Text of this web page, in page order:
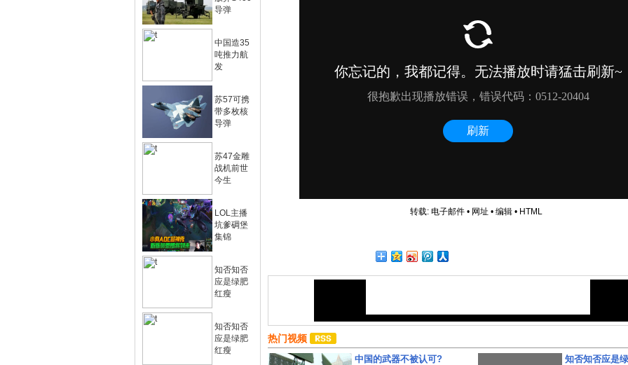
导弹
中国造35
吨推力航
发
苏57可携
带多枚核
导弹
苏47金雕
战机前世
今生
LOL主播
坑爹碉堡
集锦
知否知否
应是绿肥
红瘦
知否知否
应是绿肥
红瘦
转载: 电子邮件• 网址 • 编辑• HTML
热门视频
中国的武器不被认可? 知否知否应是